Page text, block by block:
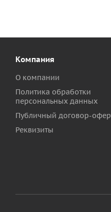
Компания
О компании
Политика обработки
персональных данных
Публичный договор-
Реквизиты